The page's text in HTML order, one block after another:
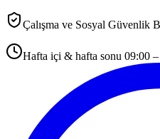
Çalışma ve Sosyal Güvenlik
Hafta içi & hafta sonu 09:00